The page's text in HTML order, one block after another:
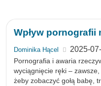
Wpływ pornografii
Dominika Hącel 2025-
Pornografia i awaria
wyciągnięcie ręki –
żeby zobaczyć gołą babę,